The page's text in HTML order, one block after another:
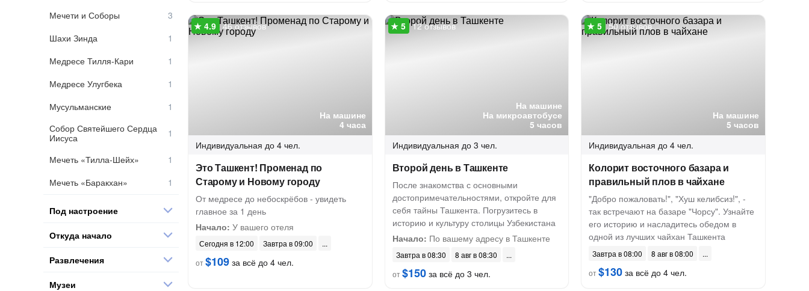
На машине
4 часа
46 отзывов
Индивидуальная до 4 чел.
Это Ташкент! Променад по
Старому и Новому городу
От медресе до небоскрёбов - увидеть
главное за 1 день
Начало: У вашего отеля
Сегодня в 12:00
Завтра в 09:00
от$109 за всё до 4 чел.
На машине
На микроавтобусе
5 часов
12 отзывов
Индивидуальная до 3 чел.
Второй день в Ташкенте
После знакомства с основными
достопримечательностями, откройте для
себя тайны Ташкента. Погрузитесь в
историю и культуру столицы Узбекистана
Начало: По вашему адресу в Ташкенте
Завтра в 08:30
8 авг в 08:30
от$150за всё до 3 чел.
На машине
5 часов
50 отзывов
Индивидуальная до 4 чел.
Колорит восточного базара и
правильный плов в чайхане
"Добро пожаловать!", "Хуш келибсиз!", -
так встречают на базаре "Чорсу". Узнайте
его историю и насладитесь обедом в
одной из лучших чайхан Ташкента
Завтра в 08:00
8 авг в 08:00
от$130 за всё до 4 чел.
Мечети и Соборы
Шахи Зинда
Медресе Тилля-Кари
Медресе Улугбека
Мусульманские
Собор Святейшего Сердца
Иисуса
Мечеть «Тилла-Шейх»
Мечеть «Баракхан»
Под настроение
Откуда начало
Развлечения
Музеи